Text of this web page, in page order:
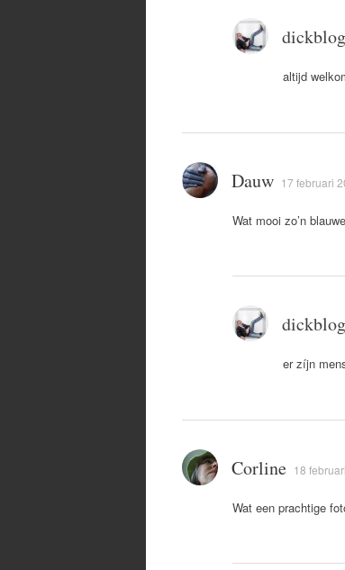
altijd
Dauw 17 februari
Wat mooi zo’n
er zíjn
Corline 18
Wat een prachtige